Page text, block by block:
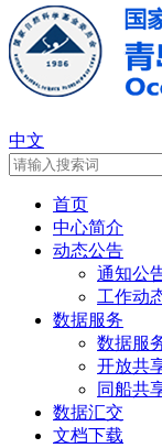
中文
首页
中心简介
动态公告
通知公
工作动
数据服务
数据服
开放共
同船共
数据汇交
文档下载